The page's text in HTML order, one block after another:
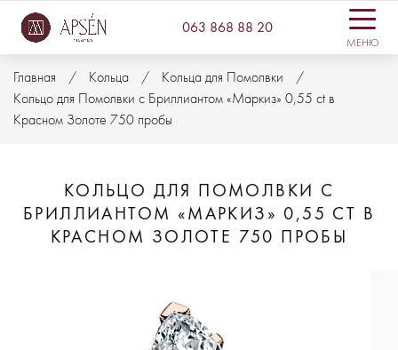
063 868 88 20
МЕНЮ
Главная Кольца
Кольца для Помолвки
Кольцо для Помолвки с Бриллиантом «Маркиз» 0,55 ct в
Красном Золоте 750 пробы
КОЛЬЦО ДЛЯ ПОМОЛВКИ С
БРИЛЛИАНТОМ «МАРКИЗ» 0,55 CT В
КРАСНОМ ЗОЛОТЕ 750 ПРОБЫ